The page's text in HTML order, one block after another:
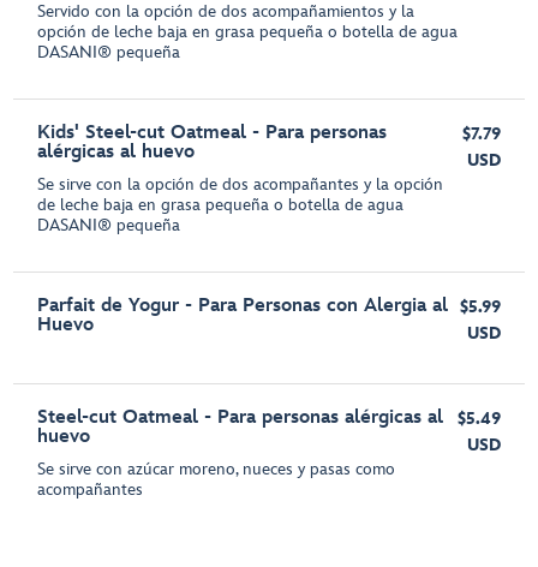
Servido con la opción de dos acompañamientos y la
opción de leche baja en grasa pequeña o botella de agua
DASANI® pequeña
Kids' Steel-cut Oatmeal - Para personas
alérgicas al huevo
Se sirve con la opción de dos acompañantes y la opción
de leche baja en grasa pequeña o botella de agua
DASANI® pequeña
$7.79
USD
Parfait de Yogur - Para Personas con Alergia al
Huevo
$5.99
USD
Steel-cut Oatmeal - Para personas alérgicas al
huevo
Se sirve con azúcar moreno, nueces y pasas como
acompañantes
$5.49
USD